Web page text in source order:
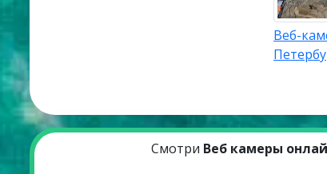
Веб-
Смотри Веб камеры